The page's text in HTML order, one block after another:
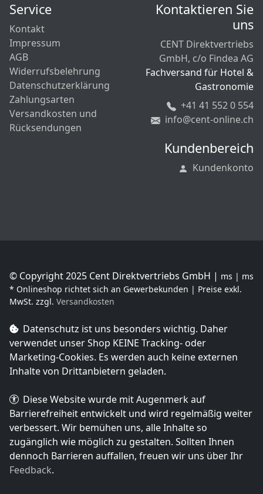
Service
Kontakt
Impressum
AGB
Widerrufsbelehrung
Datenschutzerklärung
Zahlungsarten
Versandkosten und
Rücksendungen
Kontaktieren Sie
uns
CENT Direktvertriebs
GmbH, c/o Findea AG
Fachversand für Hotel &
Gastronomie
+41 41 552 0 554
info@cent-online.ch
Kundenbereich
Kundenkonto
© Copyright 2025 Cent Direktvertriebs GmbH | ms | ms
* Onlineshop richtet sich an Gewerbekunden | Preise exkl.
MwSt. zzgl. Versandkosten
Datenschutz ist uns besonders wichtig. Daher
verwendet unser Shop KEINE Tracking- oder
Marketing-Cookies. Es werden auch keine externen
Inhalte von Drittanbietern geladen.
Diese Website wurde mit Augenmerk auf
Barrierefreiheit entwickelt und wird regelmäßig weiter
verbessert. Wir bemühen uns, alle Inhalte so
zugänglich wie möglich zu gestalten. Sollten Ihnen
dennoch Barrieren auffallen, freuen wir uns über Ihr
Feedback.